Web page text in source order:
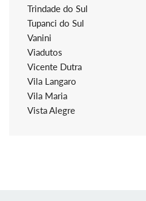
Trindade do Sul
Tupanci do Sul
Vanini
Viadutos
Vicente Dutra
Vila Langaro
Vila Maria
Vista Alegre